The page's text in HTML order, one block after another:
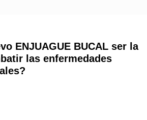
ENJUAGUE BUCAL ser la
las enfermedades